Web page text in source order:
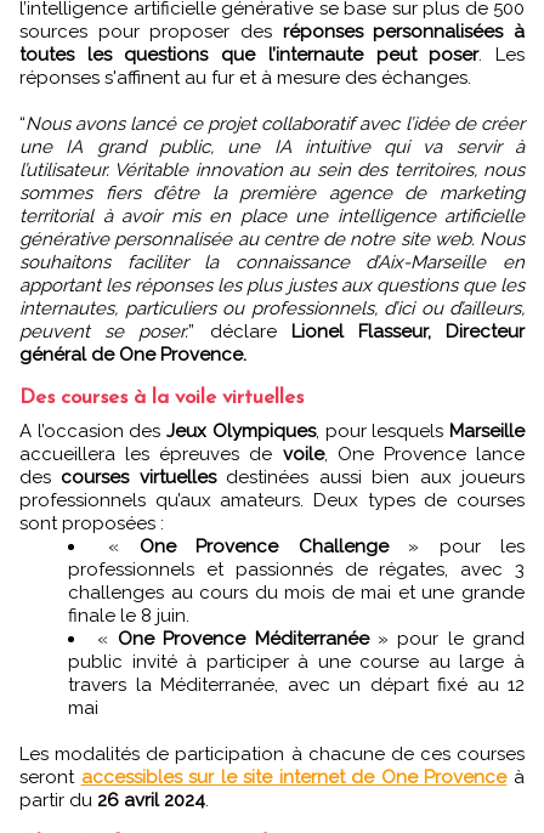
l’intelligence artificielle générative se base sur plus de 500
sources pour proposer des réponses personnalisées à
toutes les questions que l’internaute peut poser. Les
réponses s'affinent au fur et à mesure des échanges.
“Nous avons lancé ce projet collaboratif avec l’idée de créer
une IA grand public, une IA intuitive qui va servir à
l’utilisateur. Véritable innovation au sein des territoires, nous
sommes fiers d’être la première agence de marketing
territorial à avoir mis en place une intelligence artificielle
générative personnalisée au centre de notre site web. Nous
souhaitons faciliter la connaissance d’Aix-Marseille en
apportant les réponses les plus justes aux questions que les
internautes, particuliers ou professionnels, d’ici ou d’ailleurs,
peuvent se poser.” déclare Lionel Flasseur, Directeur
général de One Provence.
Des courses à la voile virtuelles
A l’occasion desJeux Olympiques, pour lesquels Marseille
accueillera les épreuves de voile, One Provence lance
des courses virtuelles destinées aussi bien aux joueurs
professionnels qu’aux amateurs. Deux types de courses
sont proposées :
« One Provence Challenge» pour les
professionnels et passionnés de régates, avec 3
challenges au cours du mois de mai et une grande
finale le 8 juin.
« One Provence Méditerranée» pour le grand
public invité à participer à une course au large à
travers la Méditerranée, avec un départ fixé au 12
mai
Les modalités de participation à chacune de ces courses
seront accessibles sur le site internet de One Provenceà
partir du 26 avril 2024.